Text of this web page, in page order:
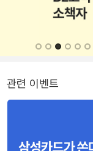
관련 이벤트